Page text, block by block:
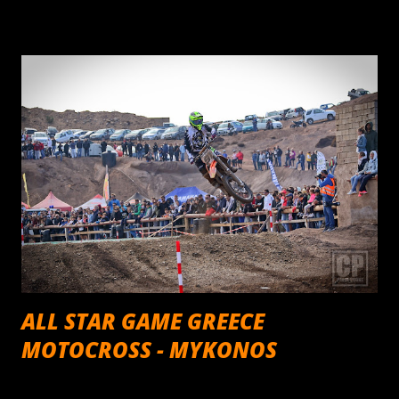
καθώς και από το Star Κεντρικής Ελλάδας στην ευρύτερη
περιοχή της Λαμίας και τα κανάλια TV Super και Αχάια TV
στην Πελοπόννησο. Παράλληλα οι εκπομπές αναρτώνται
κάθε εβδομάδα στη σελίδα της εκπομπής στο Facebook,
στη διεύθυνση: ΕΔΩ! Παράλληλα και αυτή την εβδομάδα
ισχύει το ραδιοφωνικό εβδομαδιαίο ραντεβού του Στράτου
Φωτεινέλη με τους φίλους των αγώνων αυτοκινήτου μέσα
από τη συχνότητα του Καναλιού 1 του Πειραιά. Όπως
κάθε εβδομάδα θα υπάρξουν τηλεφωνικέ...
ALL STAR GAME GREECE
MOTOCROSS - MYKONOS